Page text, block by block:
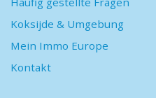
Koksijde & Umgebung
Mein Immo Europe
Kontakt